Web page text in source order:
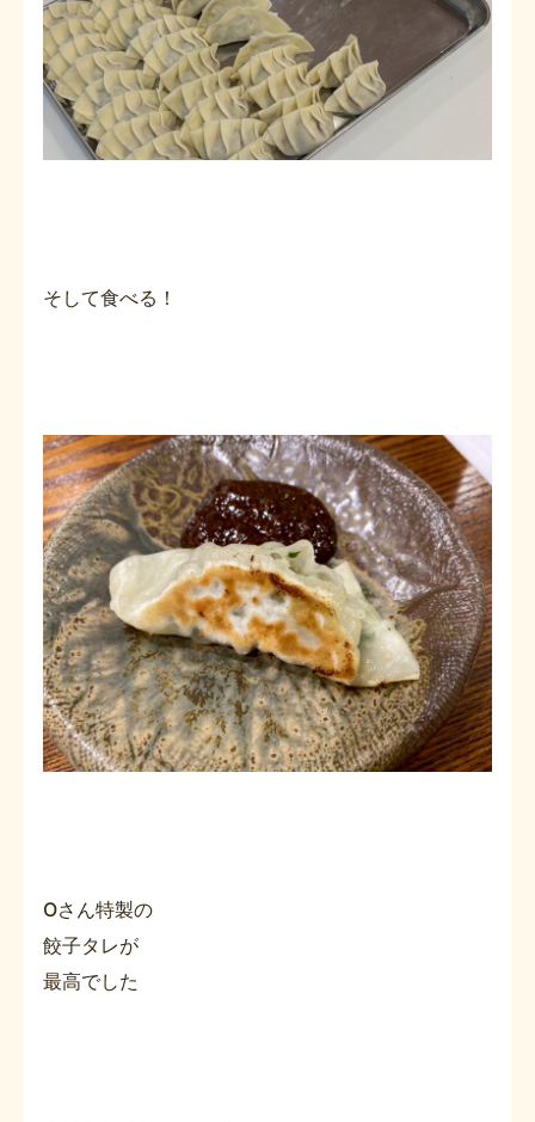
そして食べる！
Oさん特製の
餃子タレが
最高でした